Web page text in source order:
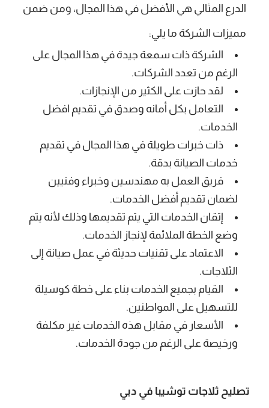
الدرع المثالي هي الأفضل في هذا المجال، ومن ضمن
مميزات الشركة ما يلي:
الشركة ذات سمعة جيدة في هذا المجال على
الرغم من تعدد الشركات.
لقد حازت على الكثير من الإنجازات.
التعامل بكل أمانه وصدق في تقديم افضل
الخدمات.
ذات خبرات طويلة في هذا المجال في تقديم
خدمات الصيانة بدقة.
فريق العمل به مهندسين وخبراء وفنيين
لضمان تقديم أفضل الخدمات.
إتقان الخدمات التي يتم تقديمها وذلك لأنه يتم
وضع الخطة الملائمة لإنجاز الخدمات.
الاعتماد على تقنيات حديثة في عمل صيانة إلى
الثلاجات.
القيام بجميع الخدمات بناء على خطة كوسيلة
للتسهيل على المواطنين.
الأسعار في مقابل هذه الخدمات غير مكلفة
ورخيصة على الرغم من جودة الخدمات.
تصليح ثلاجات توشيبا في دبي